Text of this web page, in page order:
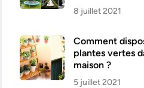
8 juillet 2021
Comment
plantes vertes
maison ?
5 juillet 2021